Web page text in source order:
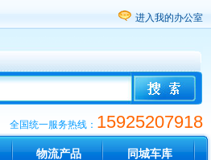
进入我的办公室
全国统一服务热线： 15925207918
物流产品 同城车库